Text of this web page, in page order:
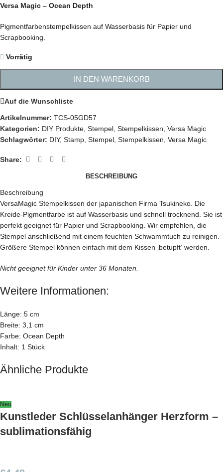
Versa Magic – Ocean Depth
Pigmentfarbenstempelkissen auf Wasserbasis für Papier und
Scrapbooking.
Vorrätig
IN DEN WARENKORB
Auf die Wunschliste
Artikelnummer: TCS-05GD57
Kategorien: DIY Produkte, Stempel, Stempelkissen, Versa Magic
Schlagwörter: DIY, Stamp, Stempel, Stempelkissen, Versa Magic
Share:
BESCHREIBUNG
Beschreibung
VersaMagic Stempelkissen der japanischen Firma Tsukineko. Die
Kreide-Pigmentfarbe ist auf Wasserbasis und schnell trocknend. Sie ist
perfekt geeignet für Papier und Scrapbooking. Wir empfehlen, die
Stempel anschließend mit einem feuchten Schwammtuch zu reinigen.
Größere Stempel können einfach mit dem Kissen ‚betupft‘ werden.
Nicht geeignet für Kinder unter 36 Monaten.
Weitere Informationen:
Länge: 5 cm
Breite: 3,1 cm
Farbe: Ocean Depth
Inhalt: 1 Stück
Ähnliche Produkte
Neu
Kunstleder Schlüsselanhänger Herzform –
sublimationsfähig